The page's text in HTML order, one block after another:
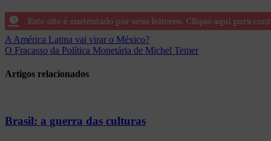
Navegação
de
Post
A América Latina vai virar o México?
O Fracasso da Política Monetária de Michel Temer
Artigos relacionados
Brasil: a guerra das culturas